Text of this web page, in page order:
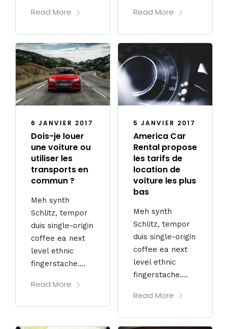
Read More Read More
6 JANVIER 2017
Dois-je louer
une voiture ou
utiliser les
transports en
commun ?
Meh synth
Schlitz, tempor
duis single-origin
coffee ea next
level ethnic
fingerstache....
Read More
5 JANVIER 2017
America Car
Rental propose
les tarifs de
location de
voiture les plus
bas
Meh synth
Schlitz, tempor
duis single-origin
coffee ea next
level ethnic
fingerstache....
Read More